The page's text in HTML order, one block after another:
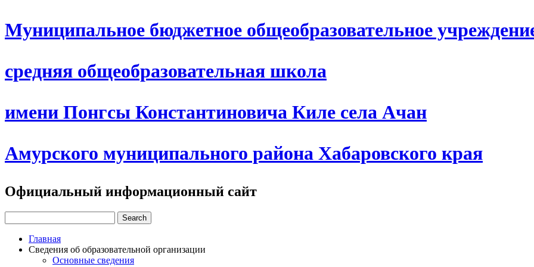
Муниципальное бюджетное общеобразовательное
средняя общеобразовательная школа
имени Понгсы Константиновича Киле села Ачан
Амурского муниципального района Хабаровского края
Официальный информационный сайт
Главная
Сведения об образовательной организации
Основные сведения